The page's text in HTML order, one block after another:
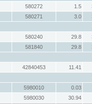
580272 1.5
580271 3.0
580240 29.8
581840 29.8
42840453
11.41
5980010
0.03
5980030
30.94